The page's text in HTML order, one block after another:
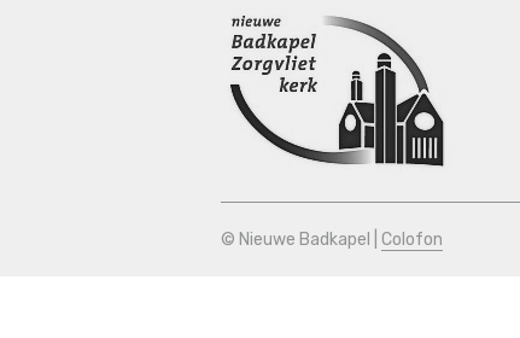
© Nieuwe Badkapel | Colofon